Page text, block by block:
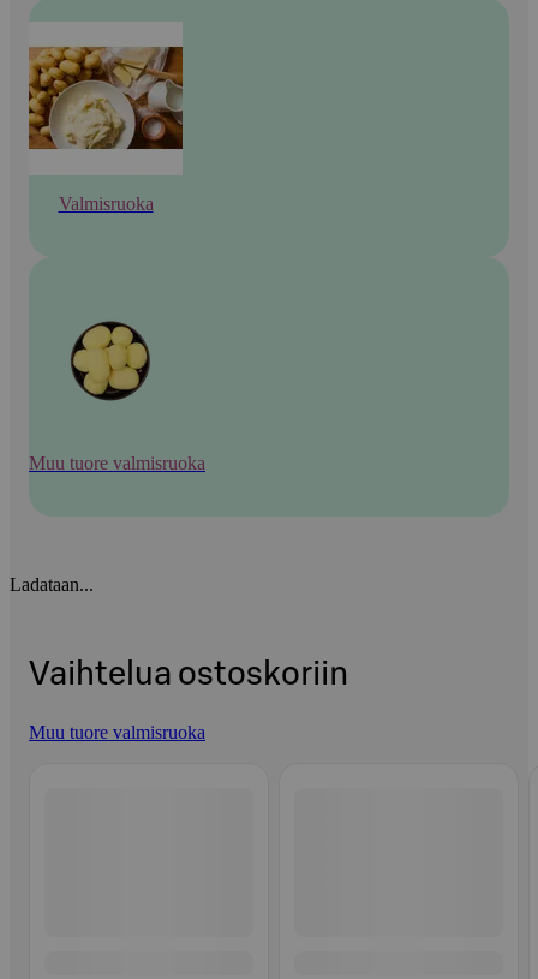
Valmisruoka
Muu tuore valmisruoka
Ladataan...
Vaihtelua ostoskoriin
Muu tuore valmisruoka